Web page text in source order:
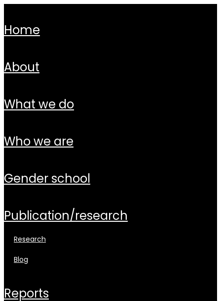
home
about
what we do
who we are
gender school
publication/research
research
blog
reports